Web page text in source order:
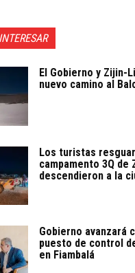
El Gobierno y Zijin-
nuevo camino al
Los turistas
campamento 3Q de
descendieron a la
Gobierno avanzará
puesto de control
en Fiambalá